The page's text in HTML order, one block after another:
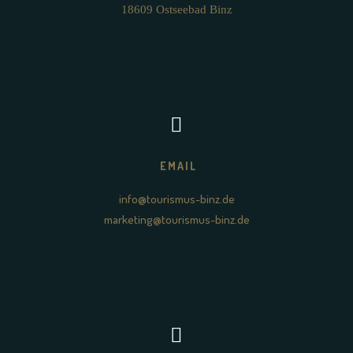
18609 Ostseebad Binz
EMAIL
info@tourismus-binz.de
marketing@tourismus-binz.de